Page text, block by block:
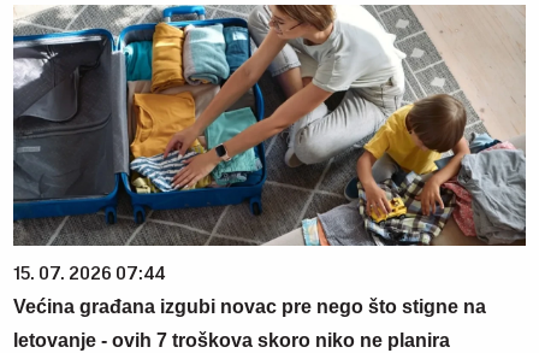
15. 07. 2026 07:44
Većina građana izgubi novac pre nego što stigne na
letovanje - ovih 7 troškova skoro niko ne planira